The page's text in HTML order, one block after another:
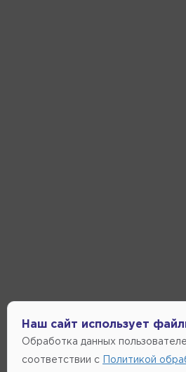
Наш сайт использует
Обработка данных
соответствии с Политикой